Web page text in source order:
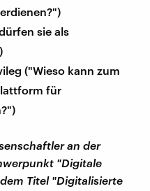
sie als
("Wieso kann zum
für
an der
"Digitale
Titel "Digitalisierte